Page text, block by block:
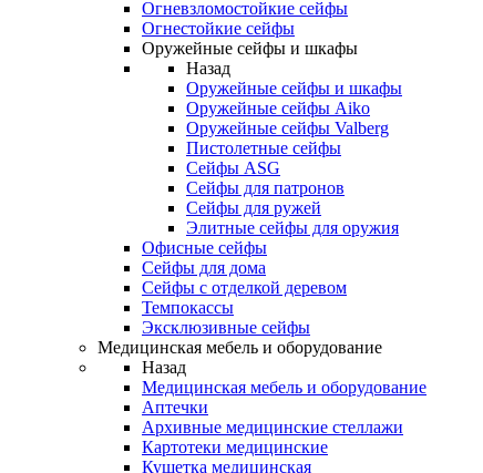
Огневзломостойкие сейфы
Огнестойкие сейфы
Оружейные сейфы и шкафы
Назад
Оружейные сейфы и шкафы
Оружейные сейфы Aiko
Оружейные сейфы Valberg
Пистолетные сейфы
Сейфы ASG
Сейфы для патронов
Сейфы для ружей
Элитные сейфы для оружия
Офисные сейфы
Сейфы для дома
Сейфы с отделкой деревом
Темпокассы
Эксклюзивные сейфы
Медицинская мебель и оборудование
Назад
Медицинская мебель и оборудование
Аптечки
Архивные медицинские стеллажи
Картотеки медицинские
Кушетка медицинская